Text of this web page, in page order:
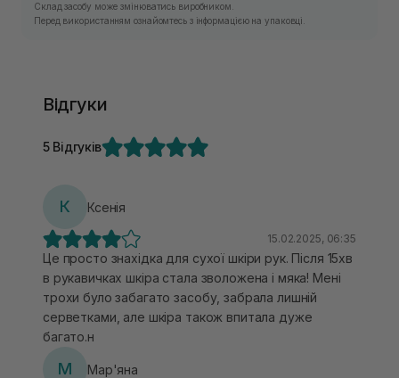
Склад засобу може змінюватись виробником.
Перед використанням ознайомтесь з інформацією на упаковці.
Відгуки
5 Відгуків
К Ксенія
15.02.2025, 06:35
Це просто знахідка для сухої шкіри рук. Після 15хв
в рукавичках шкіра стала зволожена і мяка! Мені
трохи було забагато засобу, забрала лишній
серветками, але шкіра також впитала дуже
багато.н
М Мар'яна